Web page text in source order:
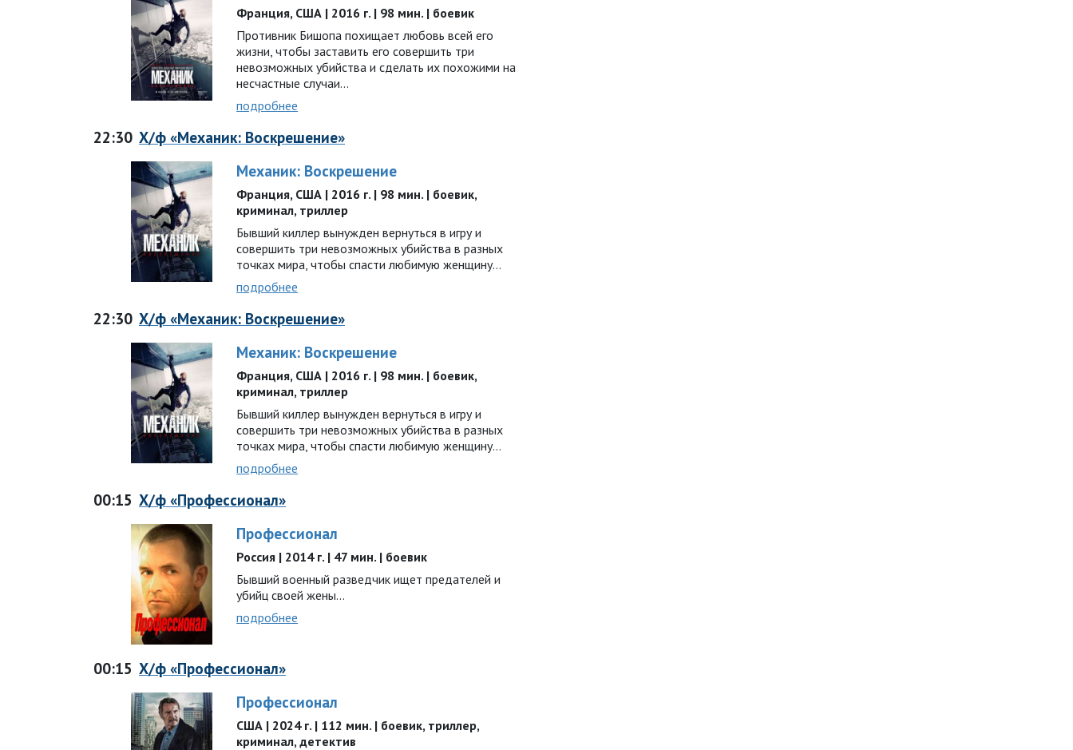
Франция, США | 2016 г. | 98 мин. | боевик
Противник Бишопа похищает любовь всей его
жизни, чтобы заставить его совершить три
невозможных убийства и сделать их похожими на
несчастные случаи…
подробнее
22:30 Х/ф «Механик: Воскрешение»
Механик: Воскрешение
Франция, США | 2016 г. | 98 мин. | боевик,
криминал, триллер
Бывший киллер вынужден вернуться в игру и
совершить три невозможных убийства в разных
точках мира, чтобы спасти любимую женщину…
подробнее
22:30 Х/ф «Механик: Воскрешение»
Механик: Воскрешение
Франция, США | 2016 г. | 98 мин. | боевик,
криминал, триллер
Бывший киллер вынужден вернуться в игру и
совершить три невозможных убийства в разных
точках мира, чтобы спасти любимую женщину…
подробнее
00:15 Х/ф «Профессионал»
Профессионал
Россия | 2014 г. | 47 мин. | боевик
Бывший военный разведчик ищет предателей и
убийц своей жены…
подробнее
00:15 Х/ф «Профессионал»
Профессионал
США | 2024 г. | 112 мин. | боевик, триллер,
криминал, детектив